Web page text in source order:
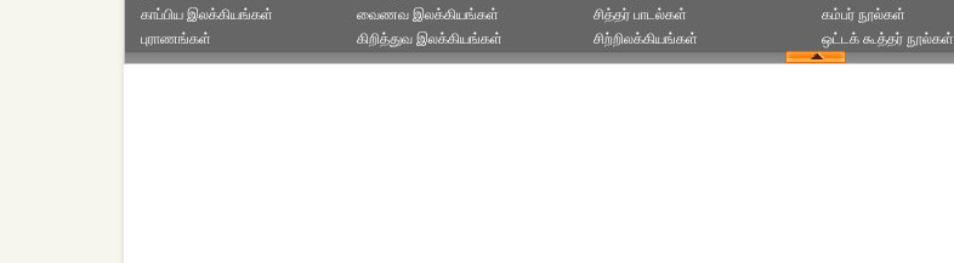
காப்பிய இலக்கியங்கள்
புராணங்கள்
வைணவ இலக்கியங்கள்
கிறித்துவ இலக்கியங்கள்
சித்தர் பாடல்கள்
சிற்றிலக்கியங்கள்
கம்பர் நூல்கள்
ஒட்டக் கூத்தர் நூல்கள்